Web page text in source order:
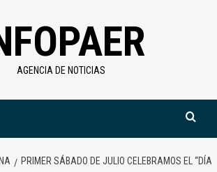
AGENCIA DE NOTICIAS
PRIMER SÁBADO DE JULIO CELEBRAMOS EL “DÍA